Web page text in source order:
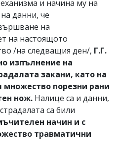
и начина му на
данни, че
на
на настоящото
/на следващия ден/, Г.Г.
изпълнение на
закани, като на
множество порезни рани
нож. Налице са и данни,
са били
начин и с
травматични